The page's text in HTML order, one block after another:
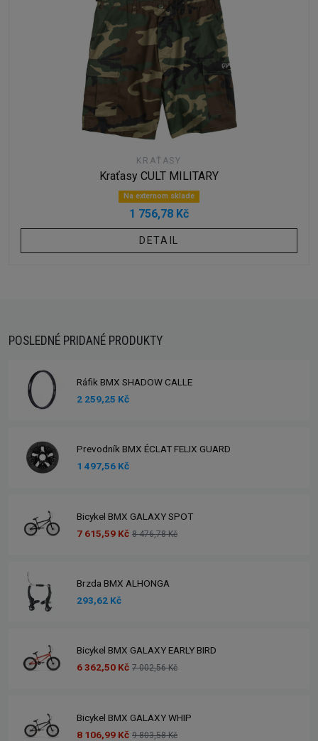
KRAŤASY
Kraťasy CULT MILITARY
Na externom sklade
1 756,78 Kč
DETAIL
POSLEDNÉ PRIDANÉ PRODUKTY
Ráfik BMX SHADOW CALLE
2 259,25 Kč
Prevodník BMX ÉCLAT FELIX GUARD
1 497,56 Kč
Bicykel BMX GALAXY SPOT
7 615,59 Kč 8 476,78 Kč
Brzda BMX ALHONGA
293,62 Kč
Bicykel BMX GALAXY EARLY BIRD
6 362,50 Kč 7 002,56 Kč
Bicykel BMX GALAXY WHIP
8 106,99 Kč 9 803,58 Kč